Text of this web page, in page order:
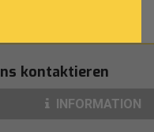
kontaktieren
INFORMATION